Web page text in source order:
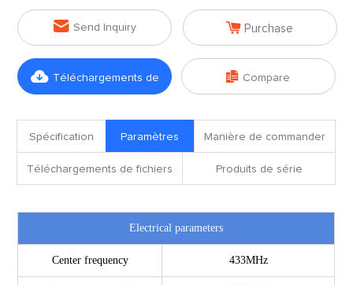
 Send Inquiry  Purchase
 Téléchargements de  Compare
Spécification Paramètres Manière de commander
Téléchargements de fichiers Produits de série
Electrical parameters
Center frequency 433MHz